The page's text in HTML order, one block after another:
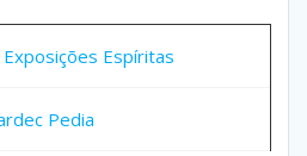
Espíritas
Pedia